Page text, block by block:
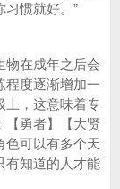
习惯就好。”
在成年之后会
程度逐渐增加一
上，这意味着专
【勇者】【大贤
色可以有多个天
有知道的人才能